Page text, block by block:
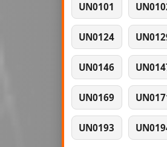
UN0101
UN0124
UN0146
UN0169
UN0193